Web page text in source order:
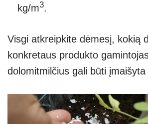
kg/m3.
Visgi atkreipkite dėmesį, kokią
konkretaus produkto
dolomitmilčius gali būti